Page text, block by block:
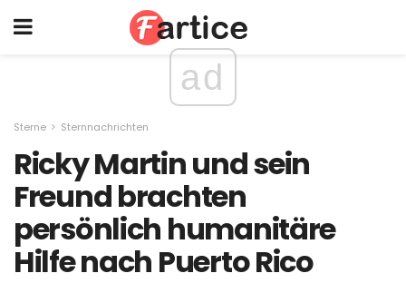
ad
Sterne Sternnachrichten
Ricky Martin und sein
Freund brachten
persönlich humanitäre
Hilfe nach Puerto Rico